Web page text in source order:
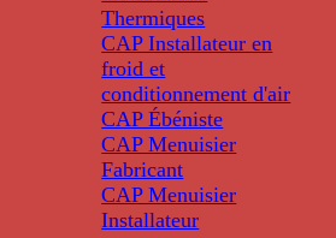
Thermiques
CAP Installateur en
froid et
conditionnement d'air
CAP Ébéniste
CAP Menuisier
Fabricant
CAP Menuisier
Installateur